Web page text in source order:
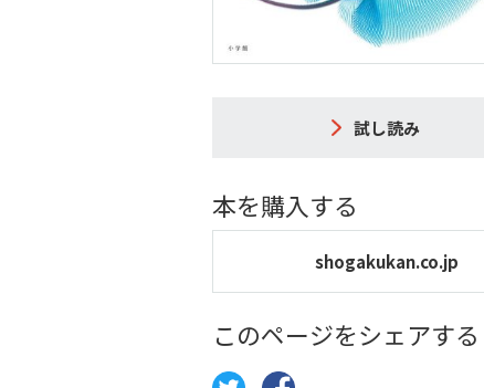
試し読み
本を購入する
shogakukan.co.jp
このページをシェアする